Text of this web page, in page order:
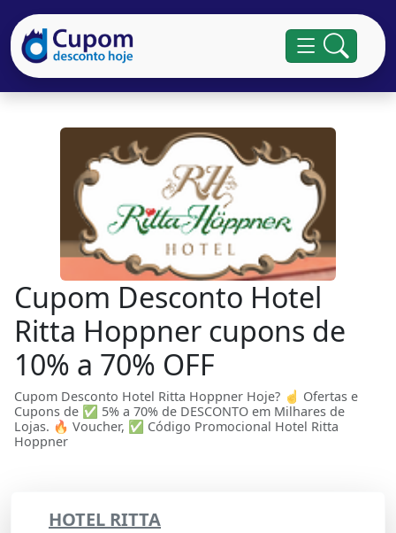
Cupom Desconto Hotel
Ritta Hoppner cupons de
10% a 70% OFF
Cupom Desconto Hotel Ritta Hoppner Hoje? ☝ Ofertas e
Cupons de ✅ 5% a 70% de DESCONTO em Milhares de
Lojas. 🔥 Voucher, ✅ Código Promocional Hotel Ritta
Hoppner
HOTEL RITTA